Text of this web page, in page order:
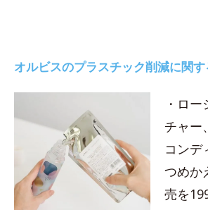
オルビスのプラスチック削減に関
・ロ
チャー
コンデ
つめか
売を